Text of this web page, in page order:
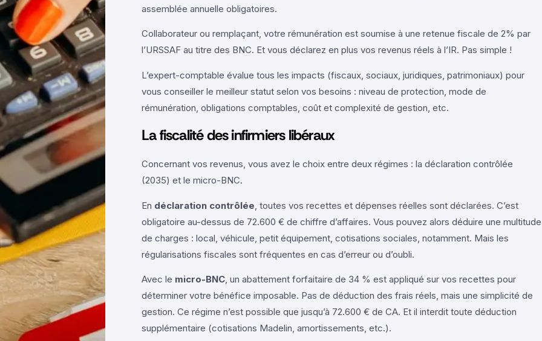
assemblée annuelle obligatoires.
Collaborateur ou remplaçant, votre rémunération est soumise à une retenue fiscale de 2% par
l’URSSAF au titre des BNC. Et vous déclarez en plus vos revenus réels à l’IR. Pas simple !
L’expert-comptable évalue tous les impacts (fiscaux, sociaux, juridiques, patrimoniaux) pour
vous conseiller le meilleur statut selon vos besoins : niveau de protection, mode de
rémunération, obligations comptables, coût et complexité de gestion, etc.
La fiscalité des infirmiers libéraux
Concernant vos revenus, vous avez le choix entre deux régimes : la déclaration contrôlée
(2035) et le micro-BNC.
En déclaration contrôlée , toutes vos recettes et dépenses réelles sont déclarées. C’est
obligatoire au-dessus de 72.600 € de chiffre d’affaires. Vous pouvez alors déduire une multitude
de charges : local, véhicule, petit équipement, cotisations sociales, notamment. Mais les
régularisations fiscales sont fréquentes en cas d’erreur ou d’oubli.
Avec le micro-BNC, un abattement forfaitaire de 34 % est appliqué sur vos recettes pour
déterminer votre bénéfice imposable. Pas de déduction des frais réels, mais une simplicité de
gestion. Ce régime n’est possible que jusqu’à 72.600 € de CA. Et il interdit toute déduction
supplémentaire (cotisations Madelin, amortissements, etc.).